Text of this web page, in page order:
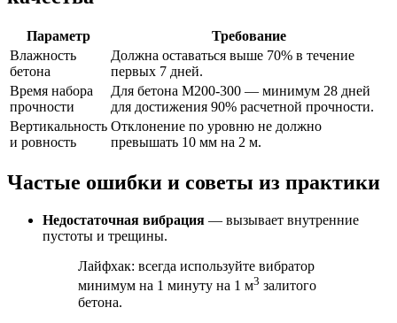
Параметр
Требование
Влажность
бетона
Должна оставаться выше 70% в течение
первых 7 дней.
Время набора
прочности
Для бетона М200-300 — минимум 28 дней
для достижения 90% расчетной прочности.
Вертикальность
и ровность
Отклонение по уровню не должно
превышать 10 мм на 2 м.
Частые ошибки и советы из практики
Недостаточная вибрация — вызывает внутренние
пустоты и трещины.
Лайфхак: всегда используйте вибратор
минимум на 1 минуту на 1 м3 залитого
бетона.